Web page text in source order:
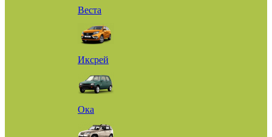
Веста
Иксрей
Ока